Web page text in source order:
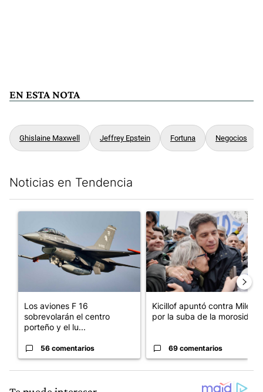
EN ESTA NOTA
Ghislaine Maxwell Jeffrey Epstein Fortuna Negocios
Noticias en Tendencia
Un artículo de tendencia con el título "Los aviones F 16
Los aviones F 16
sobrevolarán el centro
porteño y el lu...
56 comentarios
Un artículo de tendencia con
Kicillof apuntó contra Milei
por la suba de la morosida...
69 comentarios